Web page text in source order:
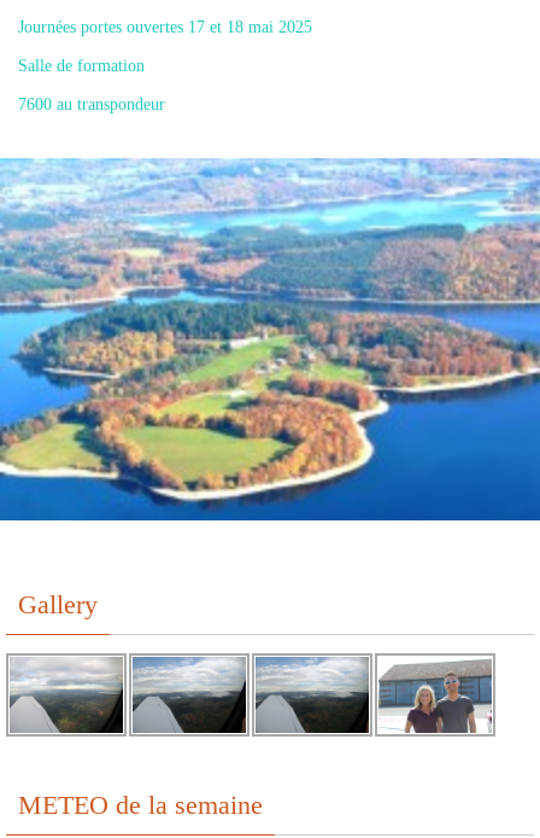
Journées portes ouvertes 17 et 18 mai 2025
Salle de formation
7600 au transpondeur
Gallery
METEO de la semaine